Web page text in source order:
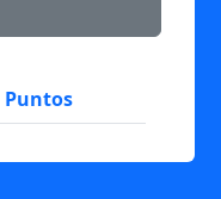
Puntos